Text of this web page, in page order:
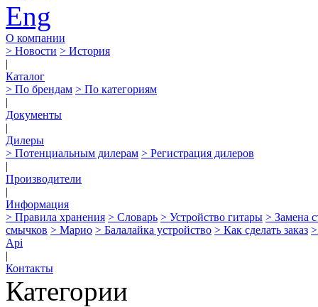
Eng
О компании
> Новости > История
|
Каталог
> По брендам > По категориям
|
Документы
|
Дилеры
> Потенциальным дилерам > Регистрация дилеров
|
Производители
|
Информация
> Правила хранения > Словарь > Устройство гитары > Замена
смычков > Марио > Балалайка устройство > Как сделать заказ
Api
|
Контакты
Категории